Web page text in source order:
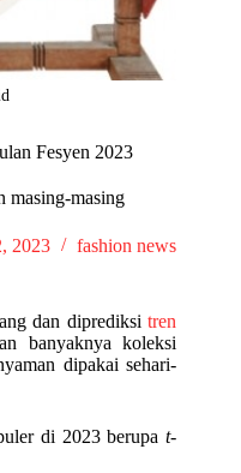
Fesyen 2023
masing-masing
2023 fashion news
dan diprediksitren
banyaknya koleksi
dipakai sehari-
di 2023 berupat-